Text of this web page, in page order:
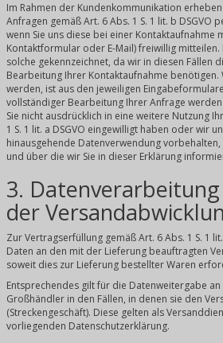
Im Rahmen der Kundenkommunikation
Anfragen gemäß Art. 6 Abs. 1 S. 1 lit. b DSGVO
wenn Sie uns diese bei einer Kontaktaufnahme
Kontaktformular oder E-Mail) freiwillig
solche gekennzeichnet, da wir in diesen Fällen
Bearbeitung Ihrer Kontaktaufnahme benötigen.
werden, ist aus den jeweiligen
vollständiger Bearbeitung Ihrer Anfrage
Sie nicht ausdrücklich in eine weitere Nutzung
1 S. 1 lit. a DSGVO eingewilligt haben oder wir
hinausgehende Datenverwendung
und über die wir Sie in dieser Erklärung
3.
der
Zur Vertragserfüllung gemäß Art. 6 Abs. 1 S. 1
Daten an den mit der Lieferung beauftragten
soweit dies zur Lieferung bestellter Waren
Entsprechendes gilt für die Datenweitergabe
Großhändler in den Fällen, in denen sie den
(Streckengeschäft). Diese gelten als
vorliegenden Datenschutzerklärung.